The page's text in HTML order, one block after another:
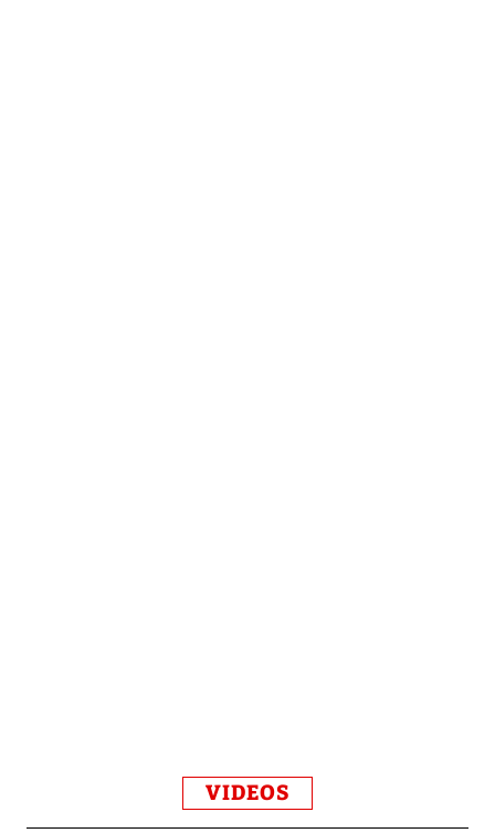
VIDEOS